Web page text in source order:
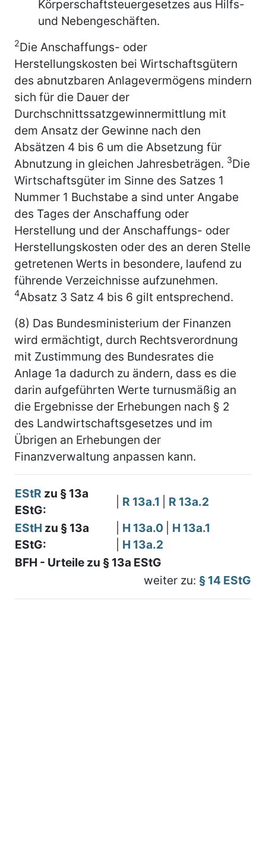
Körperschaftsteuergesetzes aus Hilfs-
und Nebengeschäften.
2Die Anschaffungs- oder
Herstellungskosten bei Wirtschaftsgütern
des abnutzbaren Anlagevermögens mindern
sich für die Dauer der
Durchschnittssatzgewinnermittlung mit
dem Ansatz der Gewinne nach den
Absätzen 4 bis 6 um die Absetzung für
Abnutzung in gleichen Jahresbeträgen. 3Die
Wirtschaftsgüter im Sinne des Satzes 1
Nummer 1 Buchstabe a sind unter Angabe
des Tages der Anschaffung oder
Herstellung und der Anschaffungs- oder
Herstellungskosten oder des an deren Stelle
getretenen Werts in besondere, laufend zu
führende Verzeichnisse aufzunehmen.
4Absatz 3 Satz 4 bis 6 gilt entsprechend.
(8) Das Bundesministerium der Finanzen
wird ermächtigt, durch Rechtsverordnung
mit Zustimmung des Bundesrates die
Anlage 1a dadurch zu ändern, dass es die
darin aufgeführten Werte turnusmäßig an
die Ergebnisse der Erhebungen nach § 2
des Landwirtschaftsgesetzes und im
Übrigen an Erhebungen der
Finanzverwaltung anpassen kann.
EStR zu § 13a
EStG:
R 13a.1
R 13a.2
EStH zu § 13a
EStG:
H 13a.0
H 13a.1
H 13a.2
BFH - Urteile zu § 13a EStG
weiter zu: § 14 EStG